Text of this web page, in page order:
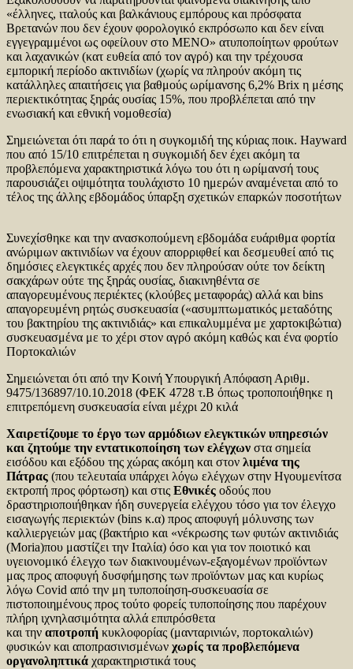
«έλληνες, ιταλούς και βαλκάνιους εμπόρους και πρόσφατα
Βρετανών που δεν έχουν φορολογικό εκπρόσωπο και δεν είναι
εγγεγραμμένοι ως οφείλουν στο ΜΕΝΟ» ατυποποίητων φρούτων
και λαχανικών (κατ ευθεία από τον αγρό) και την τρέχουσα
εμπορική περίοδο ακτινιδίων (χωρίς να πληρούν ακόμη τις
κατάλληλες απαιτήσεις για βαθμούς ωρίμανσης 6,2% Brix η μέσης
περιεκτικότητας ξηράς ουσίας 15%, που προβλέπεται από την
ενωσιακή και εθνική νομοθεσία)
Σημειώνεται ότι παρά το ότι η συγκομιδή της κύριας ποικ. Hayward
που από 15/10 επιτρέπεται η συγκομιδή δεν έχει ακόμη τα
προβλεπόμενα χαρακτηριστικά λόγω του ότι η ωρίμανσή τους
παρουσιάζει οψιμότητα τουλάχιστο 10 ημερών αναμένεται από το
τέλος της άλλης εβδομάδος ύπαρξη σχετικών επαρκών ποσοτήτων
Συνεχίσθηκε και την ανασκοπούμενη εβδομάδα ευάριθμα φορτία
ανώριμων ακτινιδίων να έχουν απορριφθεί και δεσμευθεί από τις
δημόσιες ελεγκτικές αρχές που δεν πληρούσαν ούτε τον δείκτη
σακχάρων ούτε της ξηράς ουσίας, διακινηθέντα σε
απαγορευμένους περιέκτες (κλούβες μεταφοράς) αλλά και bins
απαγορευμένη ρητώς συσκευασία («ασυμπτωματικός μεταδότης
του βακτηρίου της ακτινιδιάς» και επικαλυμμένα με χαρτοκιβώτια)
συσκευασμένα με το χέρι στον αγρό ακόμη καθώς και ένα φορτίο
Πορτοκαλιών
Σημειώνεται ότι από την Κοινή Υπουργική Απόφαση Αριθμ.
9475/136897/10.10.2018 (ΦΕΚ 4728 τ.Β όπως τροποποιήθηκε η
επιτρεπόμενη συσκευασία είναι μέχρι 20 κιλά
Χαιρετίζουμε το έργο των αρμόδιων ελεγκτικών υπηρεσιών
και ζητούμε την εντατικοποίηση των ελέγχων στα σημεία
εισόδου και εξόδου της χώρας ακόμη και στον λιμένα της
Πάτρας (που τελευταία υπάρχει λόγω ελέγχων στην Ηγουμενίτσα
εκτροπή προς φόρτωση) και στις Εθνικές οδούς που
δραστηριοποιήθηκαν ήδη συνεργεία ελέγχου τόσο για τον έλεγχο
εισαγωγής περιεκτών (bins κ.α) προς αποφυγή μόλυνσης των
καλλιεργειών μας (βακτήριο και «νέκρωσης των φυτών ακτινιδιάς
(Moria)που μαστίζει την Ιταλία) όσο και για τον ποιοτικό και
υγειονομικό έλεγχο των διακινουμένων-εξαγομένων προϊόντων
μας προς αποφυγή δυσφήμησης των προϊόντων μας και κυρίως
λόγω Covid από την μη τυποποίηση-συσκευασία σε
πιστοποιημένους προς τούτο φορείς τυποποίησης που παρέχουν
πλήρη ιχνηλασιμότητα αλλά επιπρόσθετα
και την αποτροπή κυκλοφορίας (μανταρινιών, πορτοκαλιών)
φυσικών και αποπρασινισμένων χωρίς τα προβλεπόμενα
οργανοληπτικά χαρακτηριστικά τους